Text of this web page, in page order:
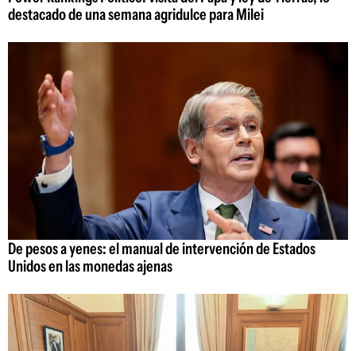
destacado de una semana agridulce para Milei
De pesos a yenes: el manual de intervención de Estados
Unidos en las monedas ajenas